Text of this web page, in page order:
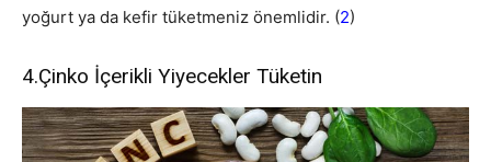
yoğurt ya da kefir tüketmeniz önemlidir. (2)
4.Çinko İçerikli Yiyecekler Tüketin